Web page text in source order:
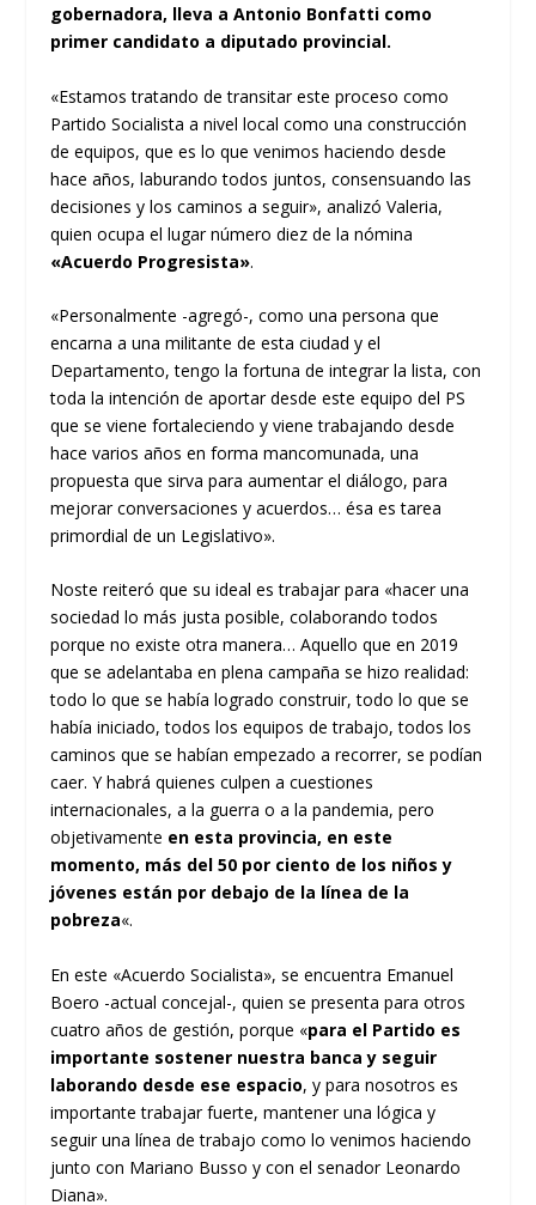
gobernadora, lleva a Antonio Bonfatti como
primer candidato a diputado provincial.
«Estamos tratando de transitar este proceso como
Partido Socialista a nivel local como una construcción
de equipos, que es lo que venimos haciendo desde
hace años, laburando todos juntos, consensuando las
decisiones y los caminos a seguir», analizó Valeria,
quien ocupa el lugar número diez de la nómina
«Acuerdo Progresista».
«Personalmente -agregó-, como una persona que
encarna a una militante de esta ciudad y el
Departamento, tengo la fortuna de integrar la lista, con
toda la intención de aportar desde este equipo del PS
que se viene fortaleciendo y viene trabajando desde
hace varios años en forma mancomunada, una
propuesta que sirva para aumentar el diálogo, para
mejorar conversaciones y acuerdos… ésa es tarea
primordial de un Legislativo».
Noste reiteró que su ideal es trabajar para «hacer una
sociedad lo más justa posible, colaborando todos
porque no existe otra manera… Aquello que en 2019
que se adelantaba en plena campaña se hizo realidad:
todo lo que se había logrado construir, todo lo que se
había iniciado, todos los equipos de trabajo, todos los
caminos que se habían empezado a recorrer, se podían
caer. Y habrá quienes culpen a cuestiones
internacionales, a la guerra o a la pandemia, pero
objetivamente en esta provincia, en este
momento, más del 50 por ciento de los niños y
jóvenes están por debajo de la línea de la
pobreza«.
En este «Acuerdo Socialista», se encuentra Emanuel
Boero -actual concejal-, quien se presenta para otros
cuatro años de gestión, porque «para el Partido es
importante sostener nuestra banca y seguir
laborando desde ese espacio, y para nosotros es
importante trabajar fuerte, mantener una lógica y
seguir una línea de trabajo como lo venimos haciendo
junto con Mariano Busso y con el senador Leonardo
Diana».